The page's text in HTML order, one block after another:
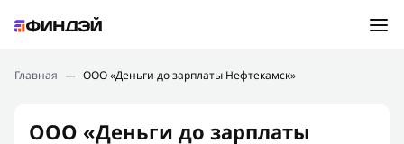
Подбор займа
Новости
Главная — ООО «Деньги до зарплаты Нефтекамск»
ООО «Деньги до зарплаты
Ошибка:Контактная форма не найдена.
Спасибо, что написали нам
Мы свяжемся с Вами в ближайшее время и сообщим
результат